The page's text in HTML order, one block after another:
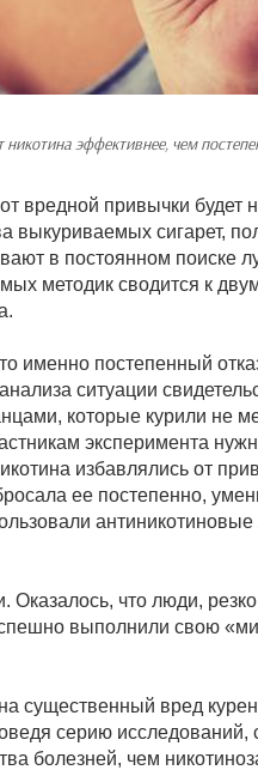
никотина эффективнее, чем
вредной привычки
сигарет,
в постоянном поиске
методик сводится к
именно постепенный
ситуации
которые курили не
эксперимента
избавлялись от
ее постепенно,
что люди,
выполнили свою
существенный вред
серию
болезней, чем